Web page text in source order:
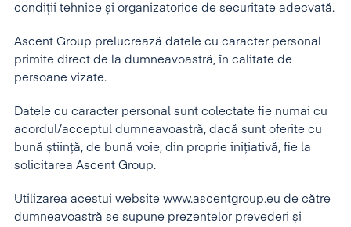
condiții tehnice și organizatorice de securitate adecvată.
Ascent Group prelucrează datele cu caracter personal
primite direct de la dumneavoastră, în calitate de
persoane vizate.
Datele cu caracter personal sunt colectate fie numai cu
acordul/acceptul dumneavoastră, dacă sunt oferite cu
bună știință, de bună voie, din proprie inițiativă, fie la
solicitarea Ascent Group.
Utilizarea acestui website www.ascentgroup.eu de către
dumneavoastră se supune prezentelor prevederi și